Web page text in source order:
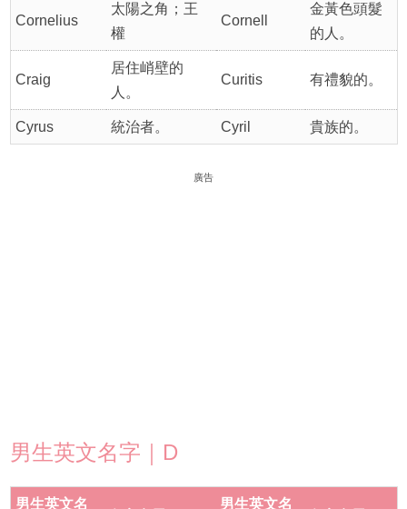
Cornelius
太陽之角；王
權
Cornell
金黃色頭髮
的人。
Craig
居住峭壁的
人。
Curitis 有禮貌的。
Cyrus 統治者。 Cyril 貴族的。
廣告
男生英文名字｜D
男生英文名
男生英文名